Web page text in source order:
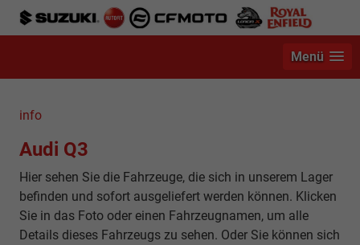
Menü
info
Audi Q3
Hier sehen Sie die Fahrzeuge, die sich in unserem Lager
befinden und sofort ausgeliefert werden können. Klicken
Sie in das Foto oder einen Fahrzeugnamen, um alle
Details dieses Fahrzeugs zu sehen. Oder Sie können sich